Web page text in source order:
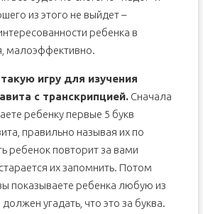
из этого не выйдет –
ребенка в
малоэффективно.
игру для изучения
с транскрипцией.Сначала
ребенку первые 5 букв
правильно называя их по
ребенок повторит за вами
их запомнить. Потом
показываете ребенка любую из
должен угадать, что это за буква.